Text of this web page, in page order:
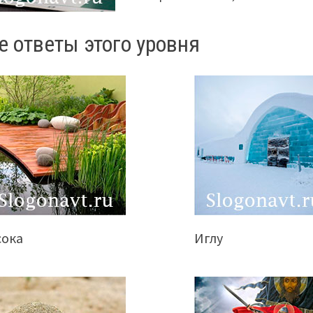
ответы этого уровня
Иглу